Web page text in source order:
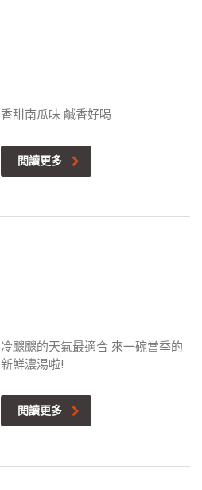
香甜南瓜味 鹹香好喝
閱讀更多
冷颼颼的天氣最適合 來一碗當季的
新鮮濃湯啦!
閱讀更多